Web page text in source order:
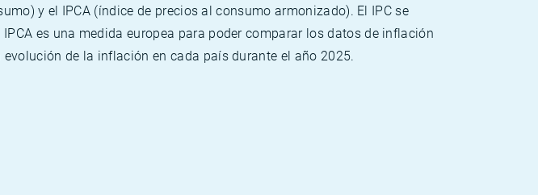
y el IPCA (índice de precios al consumo armonizado). El IPC se
es una medida europea para poder comparar los datos de inflación
de la inflación en cada país durante el año 2025.